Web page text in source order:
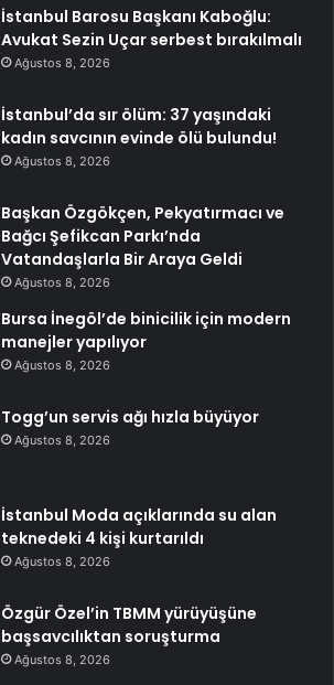
İstanbul Barosu Başkanı Kaboğlu:
Avukat Sezin Uçar serbest bırakılmalı
Ağustos 8, 2026
İstanbul’da sır ölüm: 37 yaşındaki
kadın savcının evinde ölü bulundu!
Ağustos 8, 2026
Başkan Özgökçen, Pekyatırmacı ve
Bağcı Şefikcan Parkı’nda
Vatandaşlarla Bir Araya Geldi
Ağustos 8, 2026
Bursa İnegöl’de binicilik için modern
manejler yapılıyor
Ağustos 8, 2026
Togg’un servis ağı hızla büyüyor
Ağustos 8, 2026
İstanbul Moda açıklarında su alan
teknedeki 4 kişi kurtarıldı
Ağustos 8, 2026
Özgür Özel’in TBMM yürüyüşüne
başsavcılıktan soruşturma
Ağustos 8, 2026